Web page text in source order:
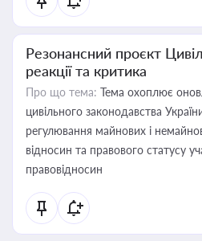
Резонансний проєкт
реакції та критика
Про що тема: Тема охоплює
цивільного законодавства
регулювання майнових і
відносин та правового статусу
правовідносин